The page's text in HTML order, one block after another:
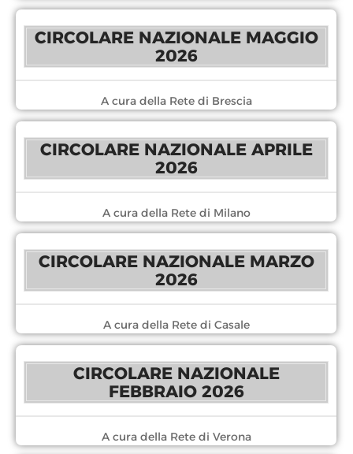
CIRCOLARE NAZIONALE MAGGIO
2026
A cura della Rete di Brescia
CIRCOLARE NAZIONALE APRILE
2026
A cura della Rete di Milano
CIRCOLARE NAZIONALE MARZO
2026
A cura della Rete di Casale
CIRCOLARE NAZIONALE
FEBBRAIO 2026
A cura della Rete di Verona